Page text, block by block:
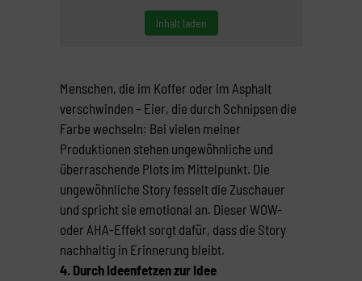
Inhalt laden
Menschen, die im Koffer oder im Asphalt
verschwinden – Eier, die durch Schnipsen die
Farbe wechseln: Bei vielen meiner
Produktionen stehen ungewöhnliche und
überraschende Plots im Mittelpunkt. Die
ungewöhnliche Story fesselt die Zuschauer
und spricht sie emotional an. Dieser WOW-
oder AHA-Effekt sorgt dafür, dass die Story
nachhaltig in Erinnerung bleibt.
4. Durch Ideenfetzen zur Idee